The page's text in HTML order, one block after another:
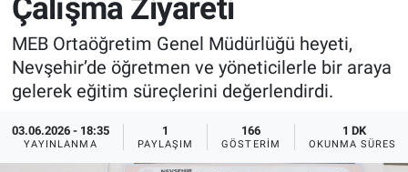
Çalışma Ziyareti
MEB Ortaöğretim Genel Müdürlüğü heyeti,
Nevşehir’de öğretmen ve yöneticilerle bir araya
gelerek eğitim süreçlerini değerlendirdi.
03.06.2026 - 18:35
YAYINLANMA
1
PAYLAŞIM
166
GÖSTERIM
1 DK
OKUNMA SÜRESI
Sağlık
Yerel
Genel
İlan - Duyuru- Mesaj
Türkiye Gündemi
Sizden Gelenler
İlan - Duyuru- Mesaj
Türkiye Gündemi
Sizden Gelenler